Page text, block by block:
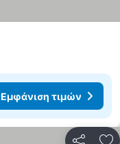
Εμφάνιση τιμών